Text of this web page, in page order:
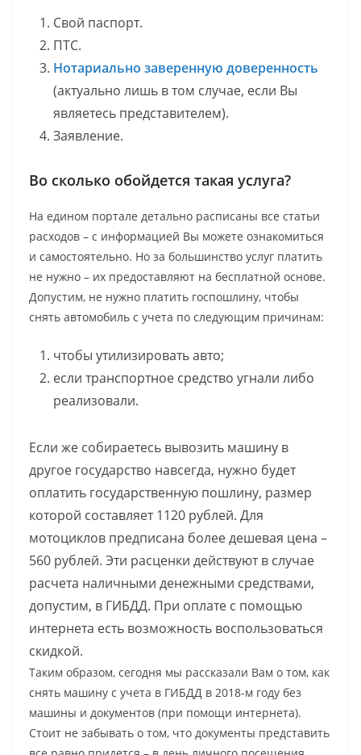
Свой паспорт.
ПТС.
Нотариально заверенную доверенность
(актуально лишь в том случае, если Вы
являетесь представителем).
Заявление.
Во сколько обойдется такая услуга?
На едином портале детально расписаны все статьи
расходов – с информацией Вы можете ознакомиться
и самостоятельно. Но за большинство услуг платить
не нужно – их предоставляют на бесплатной основе.
Допустим, не нужно платить госпошлину, чтобы
снять автомобиль с учета по следующим причинам:
чтобы утилизировать авто;
если транспортное средство угнали либо
реализовали.
Если же собираетесь вывозить машину в
другое государство навсегда, нужно будет
оплатить государственную пошлину, размер
которой составляет 1120 рублей. Для
мотоциклов предписана более дешевая цена –
560 рублей. Эти расценки действуют в случае
расчета наличными денежными средствами,
допустим, в ГИБДД. При оплате с помощью
интернета есть возможность воспользоваться
скидкой.
Таким образом, сегодня мы рассказали Вам о том, как
снять машину с учета в ГИБДД в 2018-м году без
машины и документов (при помощи интернета).
Стоит не забывать о том, что документы представить